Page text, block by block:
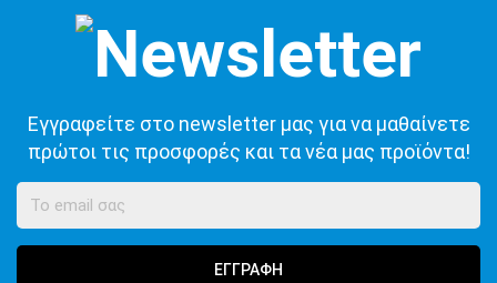
Εγγραφείτε στο newsletter μας για να μαθαίνετε
πρώτοι τις προσφορές και τα νέα μας προϊόντα!
ΕΓΓΡΑΦΗ